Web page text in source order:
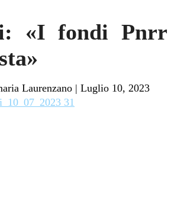
«I fondi
Laurenzano | Luglio 10, 2023
31